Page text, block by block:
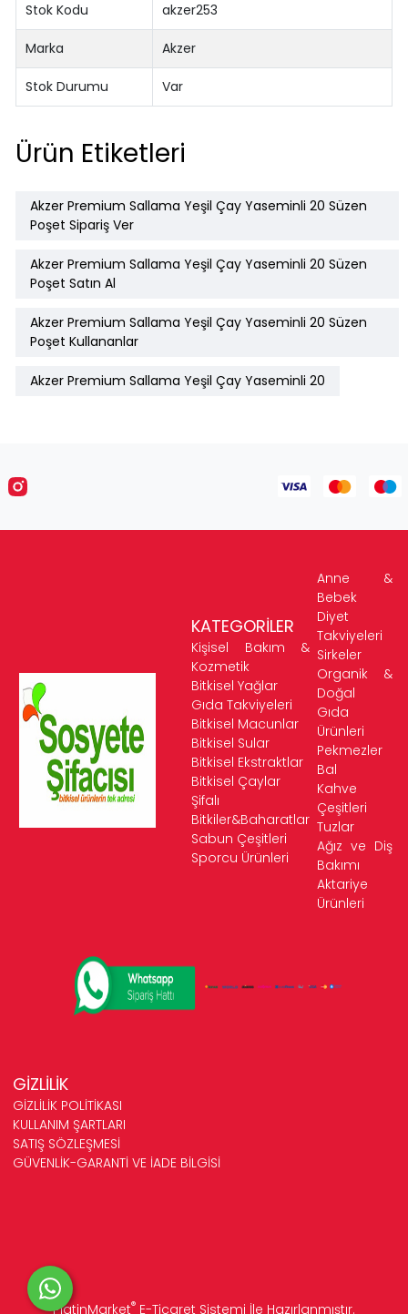
Stok Kodu akzer253
Marka Akzer
Stok Durumu Var
Ürün Etiketleri
Akzer Premium Sallama Yeşil Çay Yaseminli 20 Süzen
Poşet Sipariş Ver
Akzer Premium Sallama Yeşil Çay Yaseminli 20 Süzen
Poşet Satın Al
Akzer Premium Sallama Yeşil Çay Yaseminli 20 Süzen
Poşet Kullananlar
Akzer Premium Sallama Yeşil Çay Yaseminli 20
KATEGORİLER
Kişisel Bakım &
Kozmetik
Bitkisel Yağlar
Gıda Takviyeleri
Bitkisel Macunlar
Bitkisel Sular
Bitkisel Ekstraktlar
Bitkisel Çaylar
Şifalı
Bitkiler&Baharatlar
Sabun Çeşitleri
Sporcu Ürünleri
Anne &
Bebek
Diyet
Takviyeleri
Sirkeler
Organik &
Doğal
Gıda
Ürünleri
Pekmezler
Bal
Kahve
Çeşitleri
Tuzlar
Ağız ve Diş
Bakımı
Aktariye
Ürünleri
GİZLİLİK
GİZLİLİK POLİTİKASI
KULLANIM ŞARTLARI
SATIŞ SÖZLEŞMESİ
GÜVENLİK-GARANTİ VE İADE BİLGİSİ
PlatinMarket® E-Ticaret Sistemi İle Hazırlanmıştır.